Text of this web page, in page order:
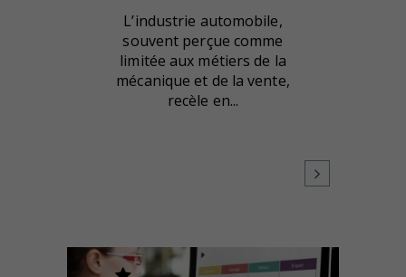
L’industrie automobile,
souvent perçue comme
limitée aux métiers de la
mécanique et de la vente,
recèle en...